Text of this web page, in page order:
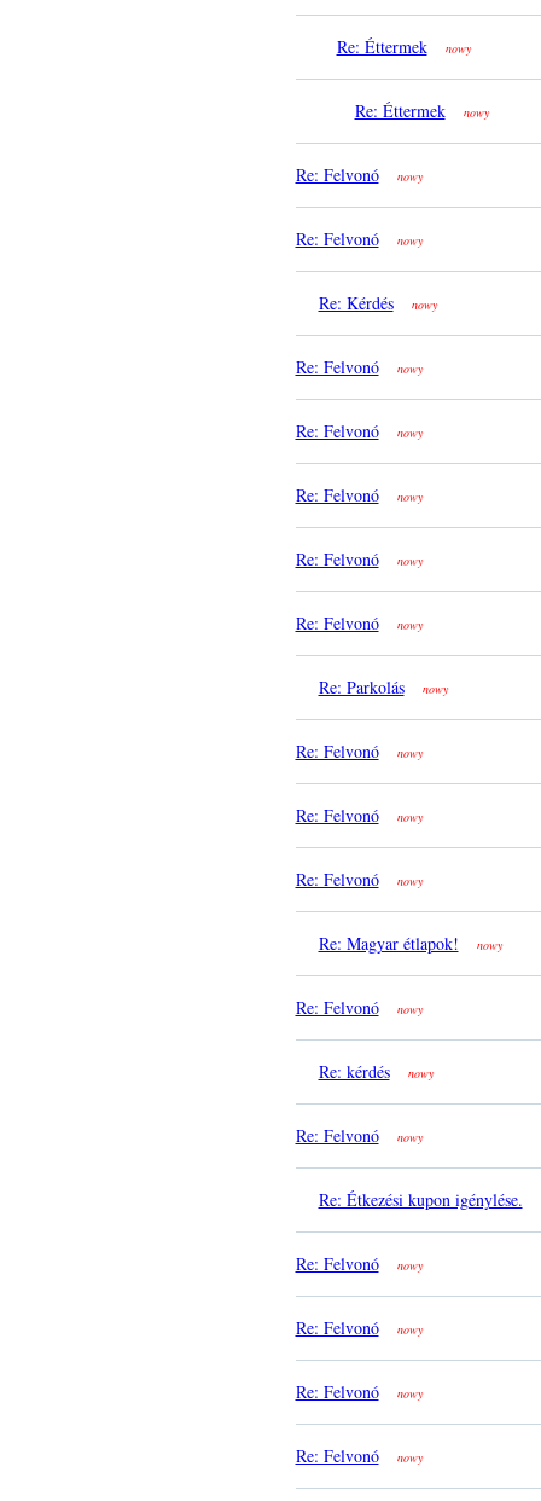
Re: Éttermek nowy
Re: Éttermek nowy
Re: Felvonó nowy
Re: Felvonó nowy
Re: Kérdés nowy
Re: Felvonó nowy
Re: Felvonó nowy
Re: Felvonó nowy
Re: Felvonó nowy
Re: Felvonó nowy
Re: Parkolás nowy
Re: Felvonó nowy
Re: Felvonó nowy
Re: Felvonó nowy
Re: Magyar étlapok! nowy
Re: Felvonó nowy
Re: kérdés nowy
Re: Felvonó nowy
Re: Étkezési kupon igénylése.
Re: Felvonó nowy
Re: Felvonó nowy
Re: Felvonó nowy
Re: Felvonó nowy